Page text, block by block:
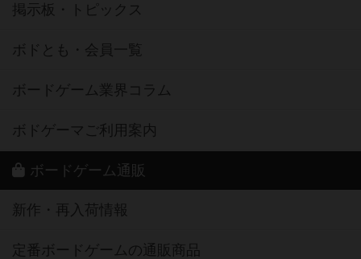
掲示板・トピックス
ボドとも・会員一覧
ボードゲーム業界コラム
ボドゲーマご利用案内
ボードゲーム通販
新作・再入荷情報
定番ボードゲームの通販商品